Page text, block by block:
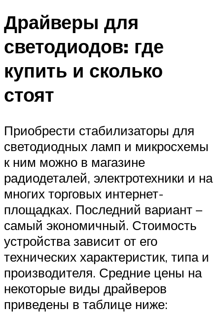
Драйверы для
светодиодов: где
купить и сколько
стоят
Приобрести стабилизаторы для
светодиодных ламп и микросхемы
к ним можно в магазине
радиодеталей, электротехники и на
многих торговых интернет-
площадках. Последний вариант –
самый экономичный. Стоимость
устройства зависит от его
технических характеристик, типа и
производителя. Средние цены на
некоторые виды драйверов
приведены в таблице ниже: